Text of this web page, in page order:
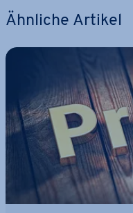
Ähnliche Artikel